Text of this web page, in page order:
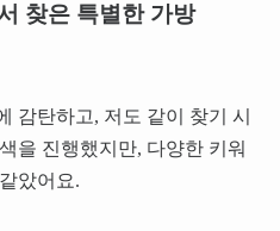
찾은 특별한 가방
감탄하고, 저도 같이 찾기 시
을 진행했지만, 다양한 키워
았어요.